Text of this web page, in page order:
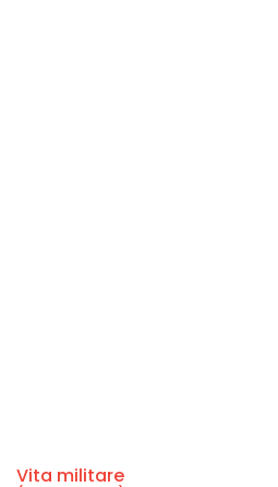
Vita militare